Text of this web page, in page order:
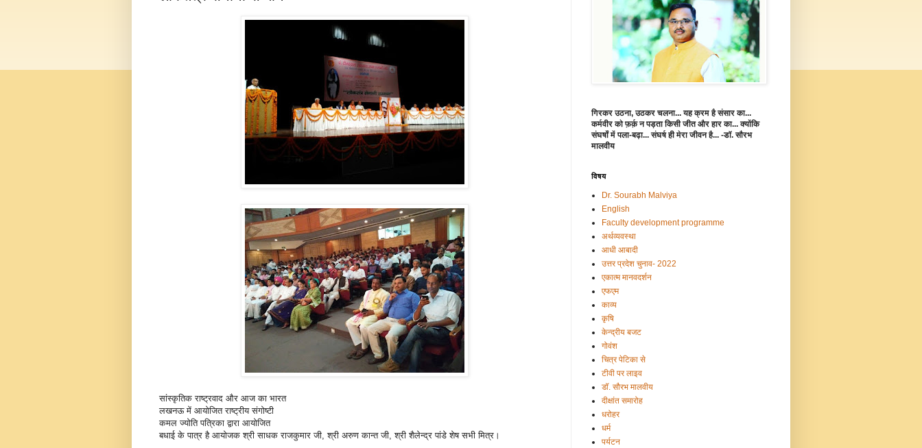
सांस्कृतिक राष्ट्रवाद और आज का भारत
लखनऊ में आयोजित राष्ट्रीय संगोष्टी
कमल ज्योति पत्रिका द्वारा आयोजित
बधाई के पात्र है आयोजक श्री साधक राजकुमार जी, श्री अरुण कान्त जी, श्री शैलेन्द्र पांडे शेष सभी मित्र।
गिरकर उठना, उठकर चलना... यह क्रम है संसार का...
कर्मवीर को फ़र्क़ न पड़ता किसी जीत और हार का... क्योंकि
संघर्षों में पला-बढ़ा... संघर्ष ही मेरा जीवन है... -डॉ. सौरभ
मालवीय
विषय
Dr. Sourabh Malviya
English
Faculty development programme
अर्थव्यवस्था
आधी आबादी
उत्तर प्रदेश चुनाव- 2022
एकात्म मानवदर्शन
एफएम
काव्य
कृषि
केन्द्रीय बजट
गोवंश
चित्र पेटिका से
टीवी पर लाइव
डॉ. सौरभ मालवीय
दीक्षांत समारोह
धरोहर
धर्म
पर्यटन